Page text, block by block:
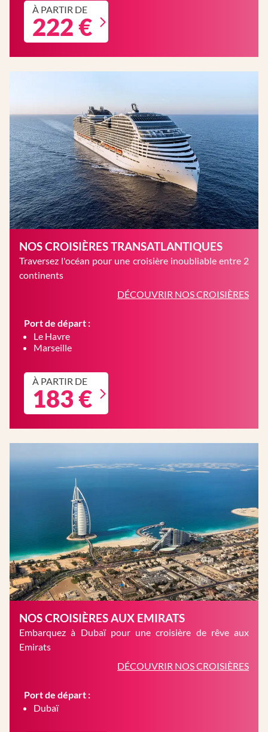
À PARTIR DE
222 €
NOS CROISIÈRES TRANSATLANTIQUES
Traversez l'océan pour une croisière inoubliable entre 2
continents
DÉCOUVRIR NOS CROISIÈRES
Port de départ :
Le Havre
Marseille
À PARTIR DE
183 €
NOS CROISIÈRES AUX EMIRATS
Embarquez à Dubaï pour une croisière de rêve aux
Emirats
DÉCOUVRIR NOS CROISIÈRES
Port de départ :
Dubaï